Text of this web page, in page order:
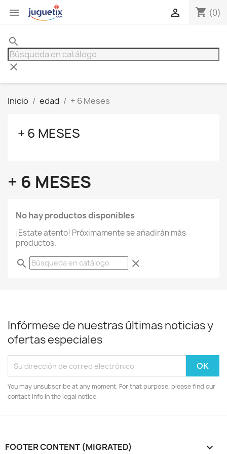
 shopping_cart (0)

search
clear
Inicio edad + 6 Meses
+ 6 MESES
+ 6 MESES
No hay productos disponibles
¡Estate atento! Próximamente se añadirán más
productos.
search clear
Infórmese de nuestras últimas noticias y
ofertas especiales
You may unsubscribe at any moment. For that purpose, please find our
contact info in the legal notice.
FOOTER CONTENT (MIGRATED) 